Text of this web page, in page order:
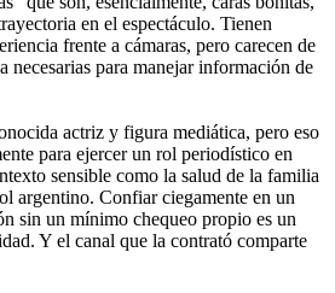
en el espectáculo. Tienen
frente a cámaras, pero carecen de
para manejar información de
actriz y figura mediática, pero eso
para ejercer un rol periodístico en
sensible como la salud de la familia
argentino. Confiar ciegamente en un
sin un mínimo chequeo propio es un
Y el canal que la contrató comparte